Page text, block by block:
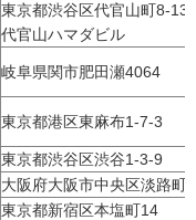
東京都渋谷区代官山町8-
代官山ハマダビル
岐阜県関市肥田瀬4064
東京都港区東麻布1-7-3
東京都渋谷区渋谷1-3-9
大阪府大阪市中央区淡路町
東京都新宿区本塩町14